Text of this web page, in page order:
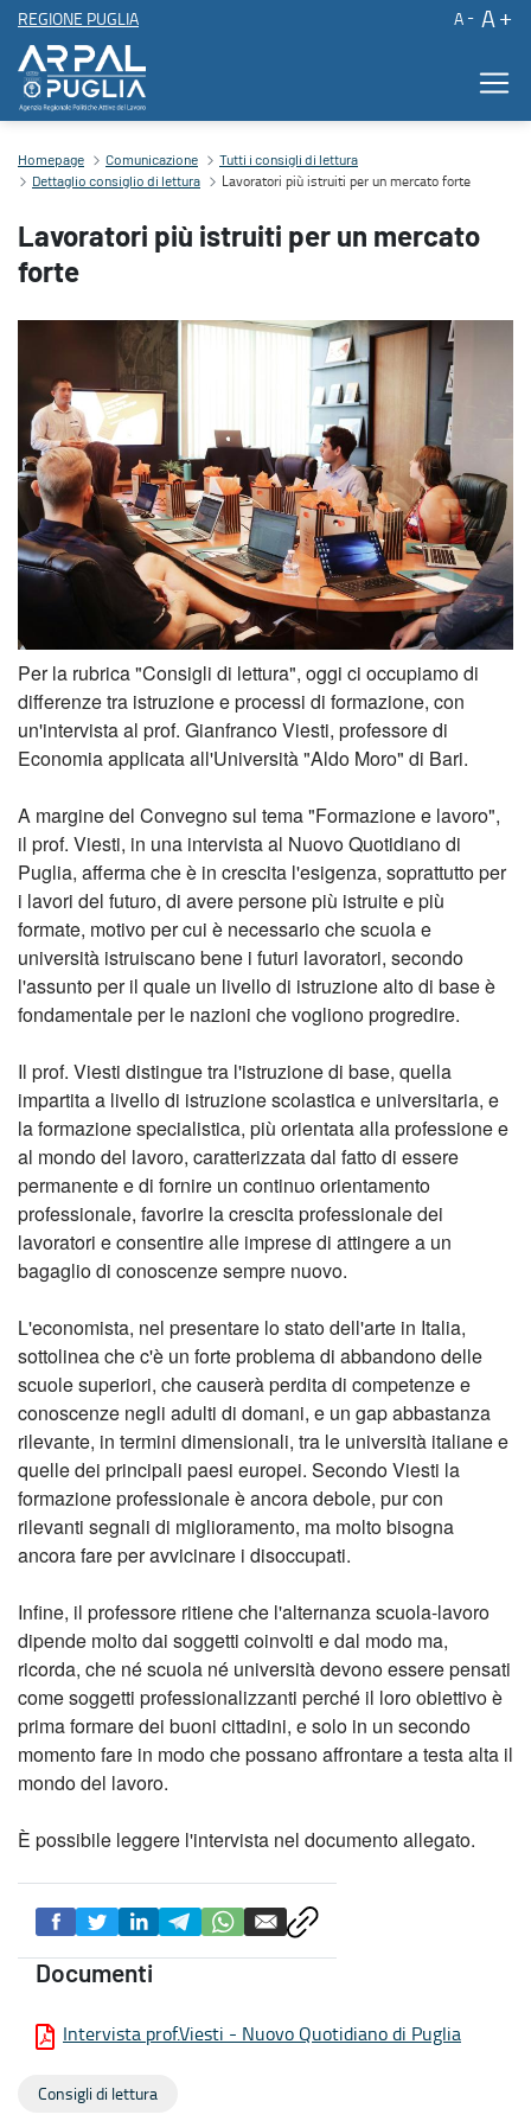
REGIONE PUGLIA A A
Lavoratori più istruiti per un mercato forte
Homepage Comunicazione
Tutti i consigli di lettura
Dettaglio consiglio di lettura
Lavoratori più istruiti per un mercato forte
Lavoratori più istruiti per un mercato
forte
Per la rubrica "Consigli di lettura", oggi ci occupiamo di
differenze tra istruzione e processi di formazione, con
un'intervista al prof. Gianfranco Viesti, professore di
Economia applicata all'Università "Aldo Moro" di Bari.
A margine del Convegno sul tema "Formazione e lavoro",
il prof. Viesti, in una intervista al Nuovo Quotidiano di
Puglia, afferma che è in crescita l'esigenza, soprattutto per
i lavori del futuro, di avere persone più istruite e più
formate, motivo per cui è necessario che scuola e
università istruiscano bene i futuri lavoratori, secondo
l'assunto per il quale un livello di istruzione alto di base è
fondamentale per le nazioni che vogliono progredire.
Il prof. Viesti distingue tra l'istruzione di base, quella
impartita a livello di istruzione scolastica e universitaria, e
la formazione specialistica, più orientata alla professione e
al mondo del lavoro, caratterizzata dal fatto di essere
permanente e di fornire un continuo orientamento
professionale, favorire la crescita professionale dei
lavoratori e consentire alle imprese di attingere a un
bagaglio di conoscenze sempre nuovo.
L'economista, nel presentare lo stato dell'arte in Italia,
sottolinea che c'è un forte problema di abbandono delle
scuole superiori, che causerà perdita di competenze e
conoscenze negli adulti di domani, e un gap abbastanza
rilevante, in termini dimensionali, tra le università italiane e
quelle dei principali paesi europei. Secondo Viesti la
formazione professionale è ancora debole, pur con
rilevanti segnali di miglioramento, ma molto bisogna
ancora fare per avvicinare i disoccupati.
Infine, il professore ritiene che l'alternanza scuola-lavoro
dipende molto dai soggetti coinvolti e dal modo ma,
ricorda, che né scuola né università devono essere pensati
come soggetti professionalizzanti perché il loro obiettivo è
prima formare dei buoni cittadini, e solo in un secondo
momento fare in modo che possano affrontare a testa alta il
mondo del lavoro.
È possibile leggere l'intervista nel documento allegato.
Documenti
Intervista prof.Viesti - Nuovo Quotidiano di Puglia
Consigli di lettura